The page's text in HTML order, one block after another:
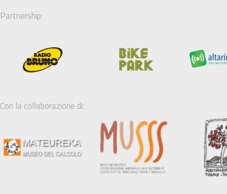
Partnership:
Con la collaborazione di: